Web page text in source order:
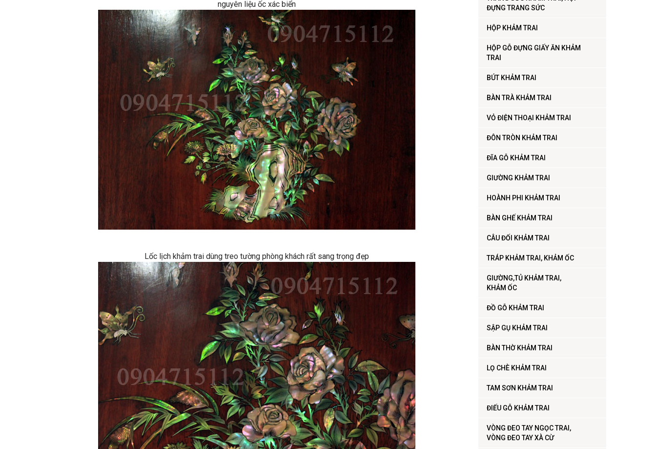
nguyên liệu ốc xác biển
Lốc lịch khảm trai dùng treo tường phòng khách rất sang trọng đẹp
ĐỰNG TRANG SỨC
HỘP KHẢM TRAI
HỘP GỖ ĐỰNG GIẤY ĂN KHẢM
TRAI
BÚT KHẢM TRAI
BÀN TRÀ KHẢM TRAI
VỎ ĐIỆN THOẠI KHẢM TRAI
ĐÔN TRÒN KHẢM TRAI
ĐĨA GỖ KHẢM TRAI
GIƯỜNG KHẢM TRAI
HOÀNH PHI KHẢM TRAI
BÀN GHẾ KHẢM TRAI
CÂU ĐỐI KHẢM TRAI
TRÁP KHẢM TRAI, KHẢM ỐC
GIƯỜNG,TỦ KHẢM TRAI,
KHẢM ỐC
ĐỒ GỖ KHẢM TRAI
SẬP GỤ KHẢM TRAI
BÀN THỜ KHẢM TRAI
LỌ CHÈ KHẢM TRAI
TAM SƠN KHẢM TRAI
ĐIẾU GỖ KHẢM TRAI
VÒNG ĐEO TAY NGỌC TRAI,
VÒNG ĐEO TAY XÀ CỪ